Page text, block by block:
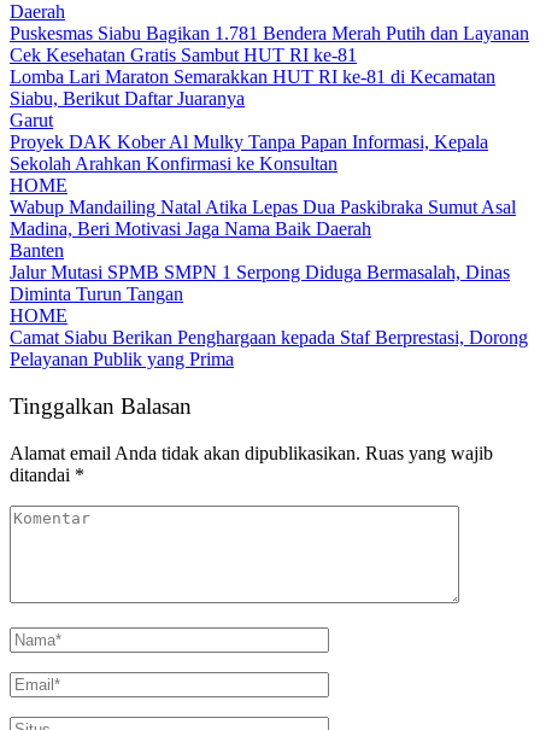
Daerah
Puskesmas Siabu Bagikan 1.781 Bendera Merah Putih dan Layanan
Cek Kesehatan Gratis Sambut HUT RI ke-81
Lomba Lari Maraton Semarakkan HUT RI ke-81 di Kecamatan
Siabu, Berikut Daftar Juaranya
Garut
Proyek DAK Kober Al Mulky Tanpa Papan Informasi, Kepala
Sekolah Arahkan Konfirmasi ke Konsultan
HOME
Wabup Mandailing Natal Atika Lepas Dua Paskibraka Sumut Asal
Madina, Beri Motivasi Jaga Nama Baik Daerah
Banten
Jalur Mutasi SPMB SMPN 1 Serpong Diduga Bermasalah, Dinas
Diminta Turun Tangan
HOME
Camat Siabu Berikan Penghargaan kepada Staf Berprestasi, Dorong
Pelayanan Publik yang Prima
Tinggalkan Balasan
Alamat email Anda tidak akan dipublikasikan. Ruas yang wajib
ditandai *